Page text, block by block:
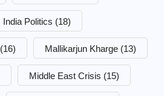
India Politics (18)
(16) Mallikarjun Kharge (13)
Middle East Crisis (15)